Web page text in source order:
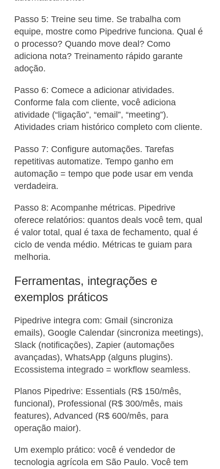
Passo 5: Treine seu time. Se trabalha com
equipe, mostre como Pipedrive funciona. Qual é
o processo? Quando move deal? Como
adiciona nota? Treinamento rápido garante
adoção.
Passo 6: Comece a adicionar atividades.
Conforme fala com cliente, você adiciona
atividade (“ligação”, “email”, “meeting”).
Atividades criam histórico completo com cliente.
Passo 7: Configure automações. Tarefas
repetitivas automatize. Tempo ganho em
automação = tempo que pode usar em venda
verdadeira.
Passo 8: Acompanhe métricas. Pipedrive
oferece relatórios: quantos deals você tem, qual
é valor total, qual é taxa de fechamento, qual é
ciclo de venda médio. Métricas te guiam para
melhoria.
Ferramentas, integrações e
exemplos práticos
Pipedrive integra com: Gmail (sincroniza
emails), Google Calendar (sincroniza meetings),
Slack (notificações), Zapier (automações
avançadas), WhatsApp (alguns plugins).
Ecossistema integrado = workflow seamless.
Planos Pipedrive: Essentials (R$ 150/mês,
funcional), Professional (R$ 300/mês, mais
features), Advanced (R$ 600/mês, para
operação maior).
Um exemplo prático: você é vendedor de
tecnologia agrícola em São Paulo. Você tem